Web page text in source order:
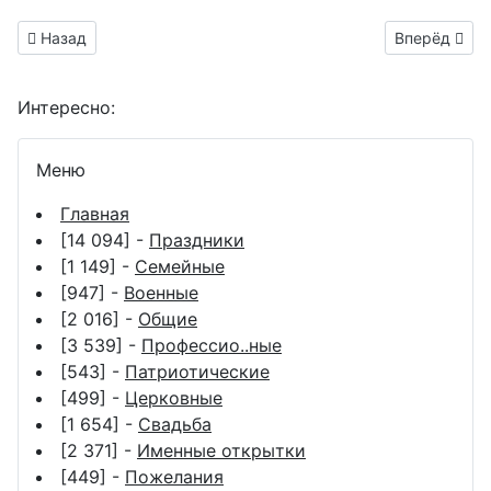
Предыдущий материал: детский клипарт для Арсланчика
Назад Следующий
Вперёд
Интересно:
Меню
Главная
[14 094] - Праздники
[1 149] - Семейные
[947] - Военные
[2 016] - Общие
[3 539] - Профессио..ные
[543] - Патриотические
[499] - Церковные
[1 654] - Свадьба
[2 371] - Именные открытки
[449] - Пожелания